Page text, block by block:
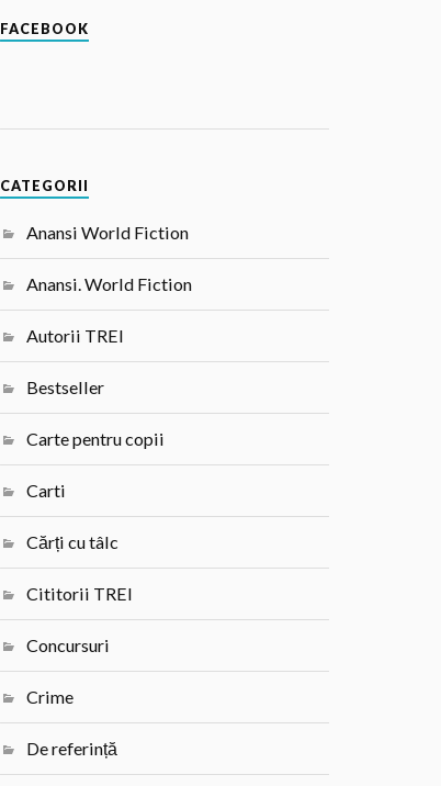
FACEBOOK
CATEGORII
Anansi World Fiction
Anansi. World Fiction
Autorii TREI
Bestseller
Carte pentru copii
Carti
Cărți cu tâlc
Cititorii TREI
Concursuri
Crime
De referință